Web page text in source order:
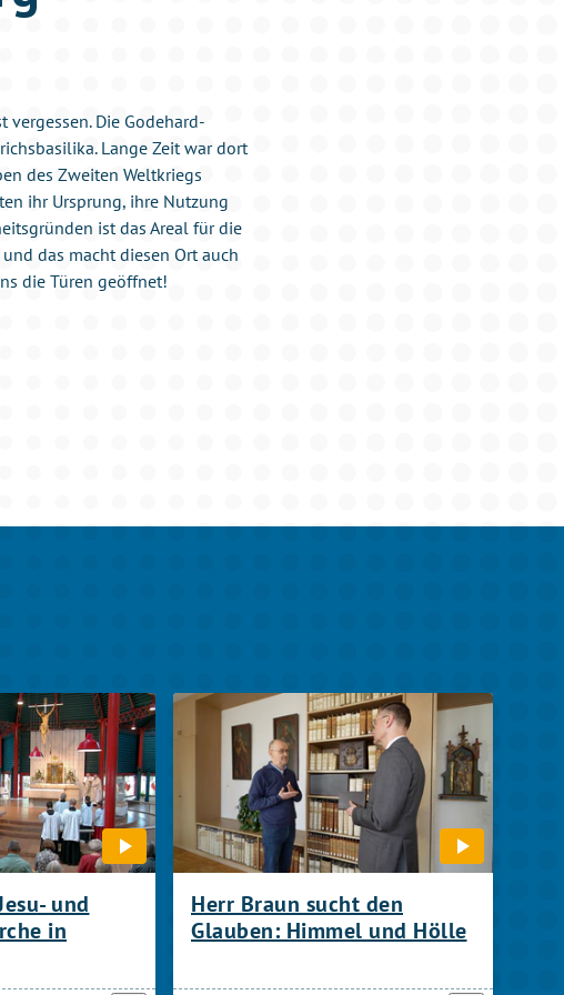
Die Godehard-
Lange Zeit war dort
des Zweiten Weltkriegs
ihr Ursprung, ihre Nutzung
ist das Areal für die
das macht diesen Ort auch
die Türen geöffnet!
und
in
Herr Braun sucht den
Glauben: Himmel und Hölle